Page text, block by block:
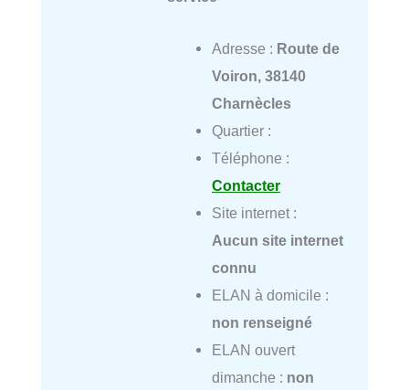
Adresse : Route de
Voiron, 38140
Charnècles
Quartier :
Téléphone :
Contacter
Site internet :
Aucun site internet
connu
ELAN à domicile :
non renseigné
ELAN ouvert
dimanche : non